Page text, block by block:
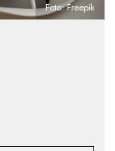
Foto: Freepik